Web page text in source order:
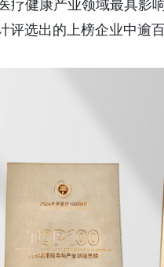
疗健康产业领域最具影
评选出的上榜企业中逾